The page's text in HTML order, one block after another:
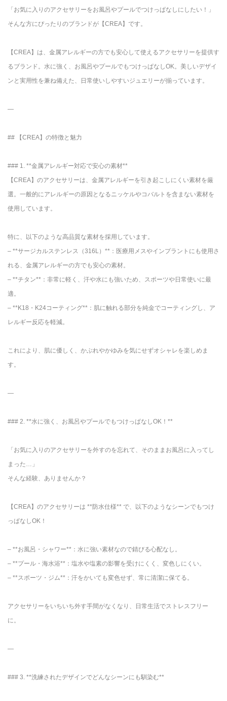
「お気に入りのアクセサリーをお風呂やプールでつけっぱなしにしたい！」
そんな方にぴったりのブランドが【CREA】です。
【CREA】は、金属アレルギーの方でも安心して使えるアクセサリーを提供す
るブランド。水に強く、お風呂やプールでもつけっぱなしOK。美しいデザイ
ンと実用性を兼ね備えた、日常使いしやすいジュエリーが揃っています。
—
## 【CREA】の特徴と魅力
### 1. **金属アレルギー対応で安心の素材**
【CREA】のアクセサリーは、金属アレルギーを引き起こしにくい素材を厳
選。一般的にアレルギーの原因となるニッケルやコバルトを含まない素材を
使用しています。
特に、以下のような高品質な素材を採用しています。
– **サージカルステンレス（316L）**：医療用メスやインプラントにも使用さ
れる、金属アレルギーの方でも安心の素材。
– **チタン**：非常に軽く、汗や水にも強いため、スポーツや日常使いに最
適。
– **K18・K24コーティング**：肌に触れる部分を純金でコーティングし、ア
レルギー反応を軽減。
これにより、肌に優しく、かぶれやかゆみを気にせずオシャレを楽しめま
す。
—
### 2. **水に強く、お風呂やプールでもつけっぱなしOK！**
「お気に入りのアクセサリーを外すのを忘れて、そのままお風呂に入ってし
まった…」
そんな経験、ありませんか？
【CREA】のアクセサリーは **防水仕様** で、以下のようなシーンでもつけ
っぱなしOK！
– **お風呂・シャワー**：水に強い素材なので錆びる心配なし。
– **プール・海水浴**：塩水や塩素の影響を受けにくく、変色しにくい。
– **スポーツ・ジム**：汗をかいても変色せず、常に清潔に保てる。
アクセサリーをいちいち外す手間がなくなり、日常生活でストレスフリー
に。
—
### 3. **洗練されたデザインでどんなシーンにも馴染む**